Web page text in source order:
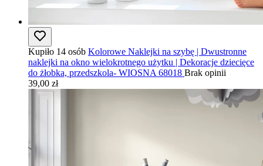
Kupiło 14 osób Kolorowe Naklejki na szybę | Dwustronne
naklejki na okno wielokrotnego użytku | Dekoracje dziecięce
do żłobka, przedszkola- WIOSNA 68018 Brak opinii
39,00 zł